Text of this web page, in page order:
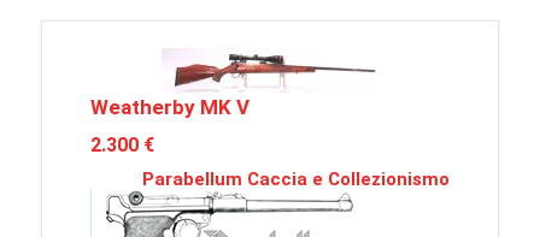
Weatherby MK V
2.300 €
Parabellum Caccia e Collezionismo